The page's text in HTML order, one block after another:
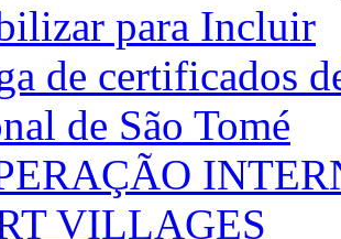
para Incluir
de certificados
de São Tomé
VILLAGES